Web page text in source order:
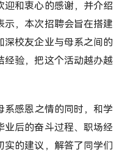
迎和衷心的感谢，并介绍
示，本次招聘会旨在搭建
深校友企业与母系之间的
经验，把这个活动越办越
感恩之情的同时，和学
业后的奋斗过程、职场经
实的建议，解答了同学们